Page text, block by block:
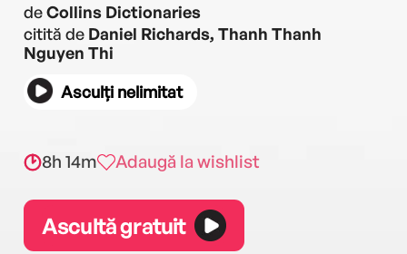
deCollins Dictionaries
citită de Daniel Richards, Thanh Thanh
Nguyen Thi
Asculți nelimitat
8h 14m Adaugă la wishlist
Ascultă gratuit